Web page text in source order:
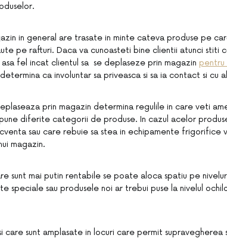
in general are trasate in minte cateva produse pe
pe rafturi. Daca va cunoasteti bine clientii atunci stiti
fel incat clientul sa se deplaseze prin magazin
ca involuntar sa priveasca si sa ia contact si cu
prin magazin determina regulile in care veti
diferite categorii de produse. In cazul acelor
sau care rebuie sa stea in echipamente frigorifice
magazin.
sunt mai putin rentabile se poate aloca spatiu pe
speciale sau produsele noi ar trebui puse la nivelul
care sunt amplasate in locuri care permit supravegherea